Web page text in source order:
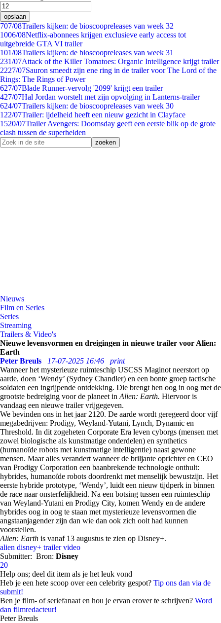
opslaan
707/08Trailers kijken: de bioscoopreleases van week 32
1006/08Netflix-abonnees krijgen exclusieve early access tot
uitgebreide GTA VI trailer
101/08Trailers kijken: de bioscoopreleases van week 31
231/07Attack of the Killer Tomatoes: Organic Intelligence krijgt trailer
2227/07Sauron smeedt zijn ene ring in de trailer voor The Lord of the
Rings: The Rings of Power
627/07Blade Runner-vervolg '2099' krijgt een trailer
427/07Hal Jordan worstelt met zijn opvolging in Lanterns-trailer
624/07Trailers kijken: de bioscoopreleases van week 30
1 22/07Trailer: ijdelheid heeft een nieuw gezicht in Clayface
1520/07Trailer Avengers: Doomsday geeft een eerste blik op de grote
clash tussen de superhelden
Nieuws
Film en Series
Series
Streaming
Trailers & Video's
Nieuwe levensvormen en dreigingen in nieuwe trailer voor Alien:
Earth
Peter Breuls
17-07-2025 16:46
print
Wanneer het mysterieuze ruimteschip USCSS Maginot neerstort op
aarde, doen ‘Wendy’ (Sydney Chandler) en een bonte groep tactische
soldaten een ingrijpende ontdekking. Die brengt hen oog in oog met de
grootste bedreiging voor de planeet in Alien: Earth. Hiervoor is
vandaag een nieuwe trailer vrijgegeven.
We bevinden ons in het jaar 2120. De aarde wordt geregeerd door vijf
megabedrijven: Prodigy, Weyland-Yutani, Lynch, Dynamic en
Threshold. In dit zogeheten Corporate Era leven cyborgs (mensen met
zowel biologische als kunstmatige onderdelen) en synthetics
(humanoïde robots met kunstmatige intelligentie) naast gewone
mensen. Maar alles verandert wanneer de briljante oprichter en CEO
van Prodigy Corporation een baanbrekende technologie onthult:
hybrides, humanoïde robots doordrenkt met menselijk bewustzijn. Het
eerste hybride prototype, ‘Wendy’, luidt een nieuw tijdperk in binnen
de race naar onsterfelijkheid. Na een botsing tussen een ruimteschip
van Weyland-Yutani en Prodigy City, komen Wendy en de andere
hybrides oog in oog te staan met mysterieuze levensvormen die
angstaanjagender zijn dan wie dan ook zich ooit had kunnen
voorstellen.
Alien: Earth is vanaf 13 augustus te zien op Disney+.
alien disney+ trailer video
Submitter: Bron: Disney
20
Help ons; deel dit item als je het leuk vond
Heb je een hete scoop over een celebrity gespot? Tip ons dan via de
submit!
Ben je film- of seriefanaat en hou je ervan erover te schrijven? Word
dan filmredacteur!
Peter Breuls